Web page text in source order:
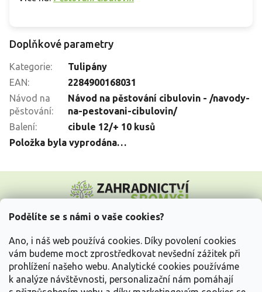
Podělíte se s námi o vaše cookies?
Ano, i náš web používá cookies. Díky povolení cookies
vám budeme moct zprostředkovat nevšední zážitek při
prohlížení našeho webu. Analytické cookies používáme
k analýze návštěvnosti, personalizační nám pomáhají
Doplňkové parametry
Kategorie:
Tulipány
EAN:
2284900168031
Návod na
pěstování:
Návod na pěstování cibulovin - /navody-
na-pestovani-cibulovin/
Balení:
cibule 12/+ 10 kusů
Položka byla vyprodána…
p
Vše o nákupu
Informace pro Vás